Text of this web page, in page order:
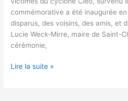
commémorative a été inaugurée
disparus, des voisins, des amis, et
Lucie Weck-Mirre, maire de Saint-
cérémonie,
Lire la suite »